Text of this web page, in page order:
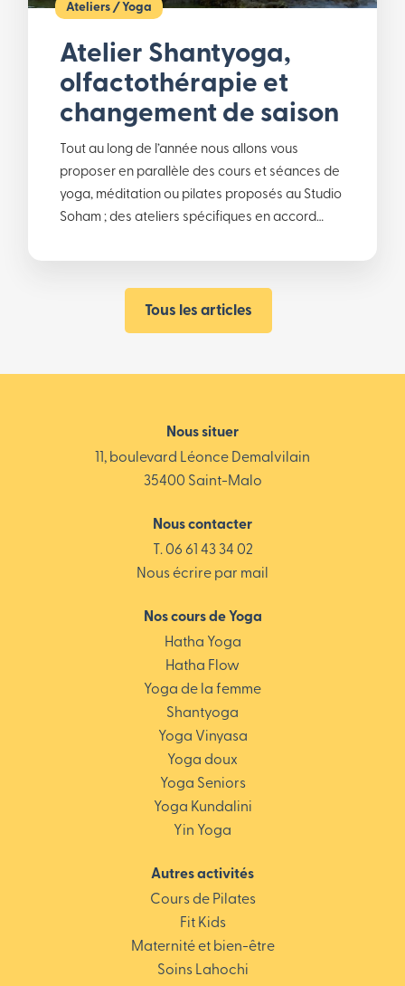
Ateliers / Yoga
Atelier Shantyoga,
olfactothérapie et
changement de saison
Tout au long de l’année nous allons vous
proposer en parallèle des cours et séances de
yoga, méditation ou pilates proposés au Studio
Soham ; des ateliers spécifiques en accord…
Tous les articles
Nous situer
11, boulevard Léonce Demalvilain
35400 Saint-Malo
Nous contacter
T. 06 61 43 34 02
Nous écrire par mail
Nos cours de Yoga
Hatha Yoga
Hatha Flow
Yoga de la femme
Shantyoga
Yoga Vinyasa
Yoga doux
Yoga Seniors
Yoga Kundalini
Yin Yoga
Autres activités
Cours de Pilates
Fit Kids
Maternité et bien-être
Soins Lahochi